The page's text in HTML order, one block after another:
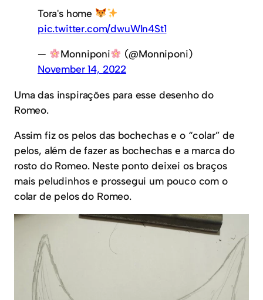
Tora's home
pic.twitter.com/dwuWIn4St1
— Monniponi
(@Monniponi)
November 14, 2022
Uma das inspirações para esse desenho do
Romeo.
Assim fiz os pelos das bochechas e o “colar” de
pelos, além de fazer as bochechas e a marca do
rosto do Romeo. Neste ponto deixei os braços
mais peludinhos e prossegui um pouco com o
colar de pelos do Romeo.